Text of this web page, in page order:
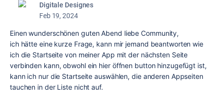
Digitale Designes
Feb 19, 2024
Einen wunderschönen guten Abend liebe Community,
ich hätte eine kurze Frage, kann mir jemand beantworten wie
ich die Startseite von meiner App mit der nächsten Seite
verbinden kann, obwohl ein hier öffnen button hinzugefügt ist,
kann ich nur die Startseite auswählen, die anderen Appseiten
tauchen in der Liste nicht auf.